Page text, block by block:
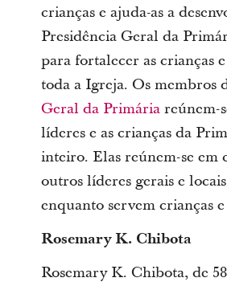
crianças e ajuda-as a
Presidência Geral da
para fortalecer as crianças
toda a Igreja. Os membros
Geral da Primáriareúnem-
líderes e as crianças da
inteiro. Elas reúnem-se em
outros líderes gerais e
enquanto servem crianças
Rosemary K. Chibota
Rosemary K. Chibota, de